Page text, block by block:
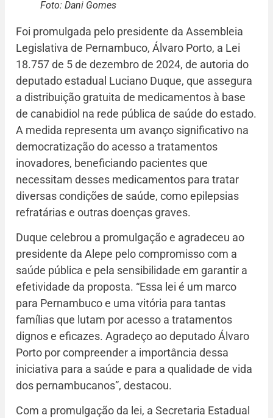
Foto: Dani Gomes
Foi promulgada pelo presidente da Assembleia
Legislativa de Pernambuco, Álvaro Porto, a Lei
18.757 de 5 de dezembro de 2024, de autoria do
deputado estadual Luciano Duque, que assegura
a distribuição gratuita de medicamentos à base
de canabidiol na rede pública de saúde do estado.
A medida representa um avanço significativo na
democratização do acesso a tratamentos
inovadores, beneficiando pacientes que
necessitam desses medicamentos para tratar
diversas condições de saúde, como epilepsias
refratárias e outras doenças graves.
Duque celebrou a promulgação e agradeceu ao
presidente da Alepe pelo compromisso com a
saúde pública e pela sensibilidade em garantir a
efetividade da proposta. “Essa lei é um marco
para Pernambuco e uma vitória para tantas
famílias que lutam por acesso a tratamentos
dignos e eficazes. Agradeço ao deputado Álvaro
Porto por compreender a importância dessa
iniciativa para a saúde e para a qualidade de vida
dos pernambucanos”, destacou.
Com a promulgação da lei, a Secretaria Estadual